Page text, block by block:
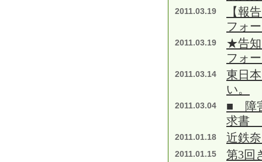
2011.03.19
【報
フォ
2011.03.19
★告知
フォ
2011.03.14
東日
い。
2011.03.04
■ 障
求書
2011.01.18 近鉄
2011.01.15
第3回